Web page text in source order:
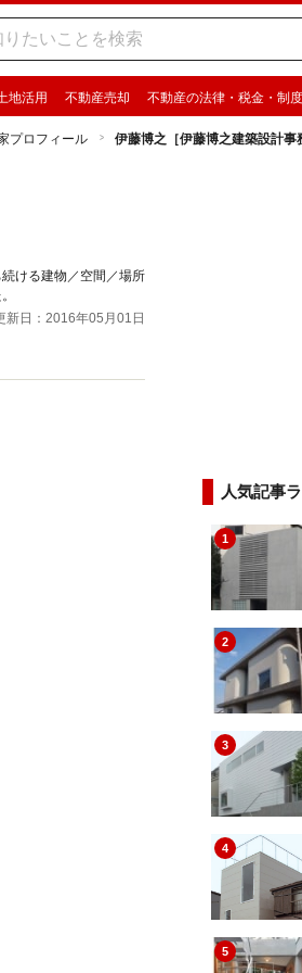
地活用 不動産売却 不動産の法律・税金・制度
プロフィール 伊藤博之［伊藤博之建築設計事
ける建物／空間／場所
新日：2016年05月01日
人気記事
1
2
3
4
5